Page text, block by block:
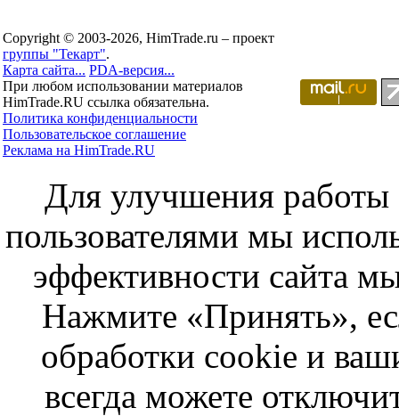
Copyright © 2003-2026, HimTrade.ru – проект
группы "Текарт".
Карта сайта... PDA-версия...
При любом использовании материалов
HimTrade.RU ссылка обязательна.
Политика конфиденциальности
Пользовательское соглашение
Реклама на HimTrade.RU
Для улучшения работы
пользователями мы
эффективности сайта
Нажмите «Принять»,
обработки cookie и
всегда можете